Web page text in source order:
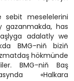
meselelerini
gazanmakda, has
adalatly we
BMG-niň biziň
hökmünde
BMG-niň Baş
«Halkara